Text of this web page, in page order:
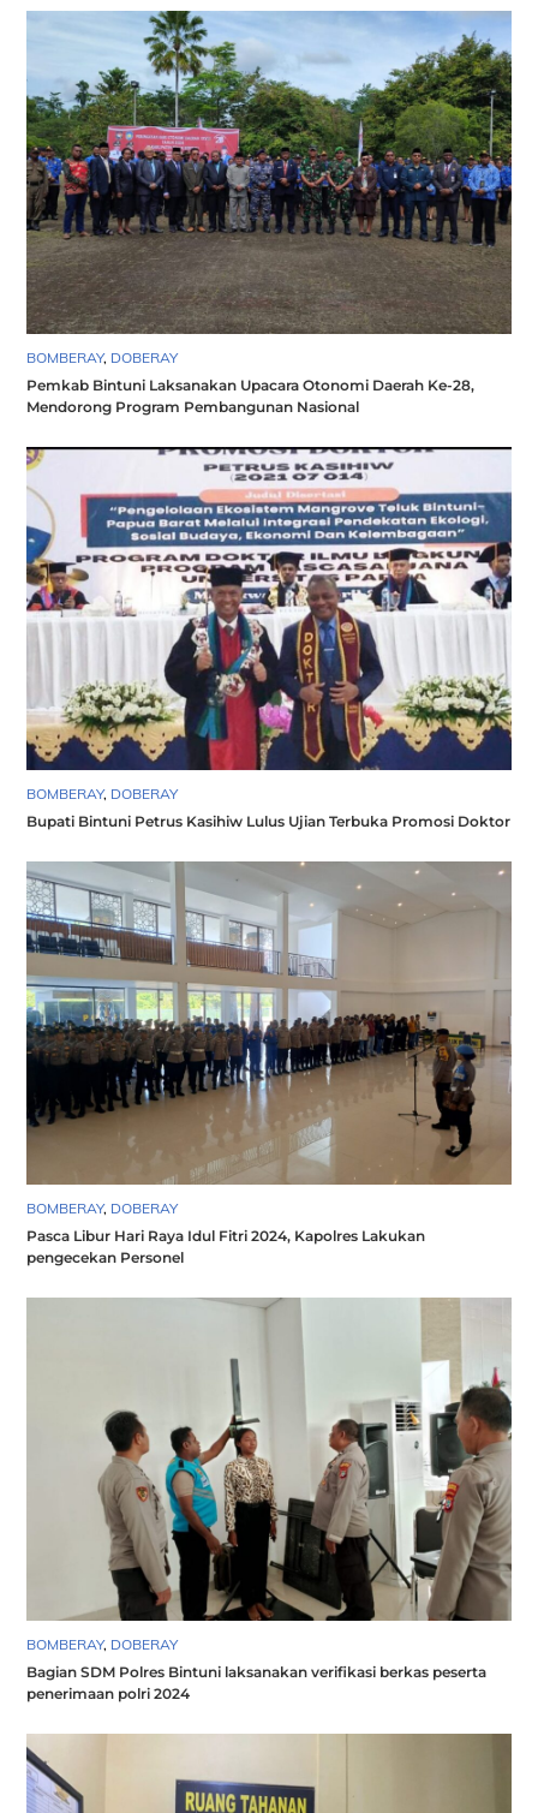
BOMBERAY, DOBERAY
Pemkab Bintuni Laksanakan Upacara Otonomi Daerah Ke-28,
Mendorong Program Pembangunan Nasional
BOMBERAY, DOBERAY
Bupati Bintuni Petrus Kasihiw Lulus Ujian Terbuka Promosi Doktor
BOMBERAY, DOBERAY
Pasca Libur Hari Raya Idul Fitri 2024, Kapolres Lakukan
pengecekan Personel
BOMBERAY, DOBERAY
Bagian SDM Polres Bintuni laksanakan verifikasi berkas peserta
penerimaan polri 2024